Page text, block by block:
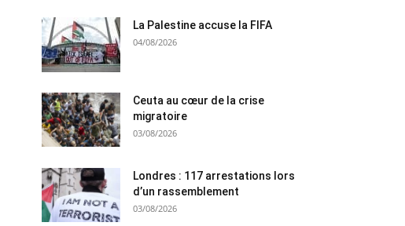
La Palestine accuse la FIFA
04/08/2026
Ceuta au cœur de la crise
migratoire
03/08/2026
Londres : 117 arrestations lors
d’un rassemblement
03/08/2026